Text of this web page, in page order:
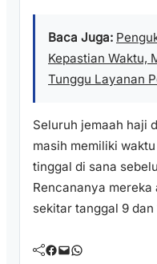
Baca Juga:
Kepastian Waktu,
Tunggu Layanan
Seluruh jemaah haji
masih memiliki
tinggal di sana
Rencananya mereka
sekitar tanggal 9
Facebook Mail WhatsApp